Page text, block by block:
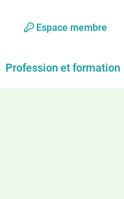
Espace membre
Profession et formation